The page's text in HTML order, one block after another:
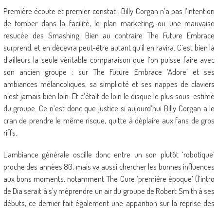
Première écoute et premier constat : Billy Corgan n’a pas l’intention
de tomber dans la facilité, le plan marketing, ou une mauvaise
resucée des Smashing. Bien au contraire The Future Embrace
surprend, et en décevra peut-être autant qu’il en ravira. C’est bien là
d’ailleurs la seule véritable comparaison que l’on puisse faire avec
son ancien groupe : sur The Future Embrace ‘Adore’ et ses
ambiances mélancoliques, sa simplicité et ses nappes de claviers
n’est jamais bien loin. Et c’était de loin le disque le plus sous-estimé
du groupe. Ce n’est donc que justice si aujourd’hui Billy Corgan a le
cran de prendre le même risque, quitte à déplaire aux fans de gros
riffs.
L’ambiance générale oscille donc entre un son plutôt ‘robotique’
proche des années 80, mais va aussi chercher les bonnes influences
aux bons moments, notamment The Cure ‘première époque’ (l’intro
de Dia serait à s’y méprendre un air du groupe de Robert Smith à ses
débuts, ce dernier fait également une apparition sur la reprise des